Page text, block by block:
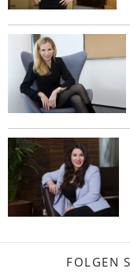
FOLGEN